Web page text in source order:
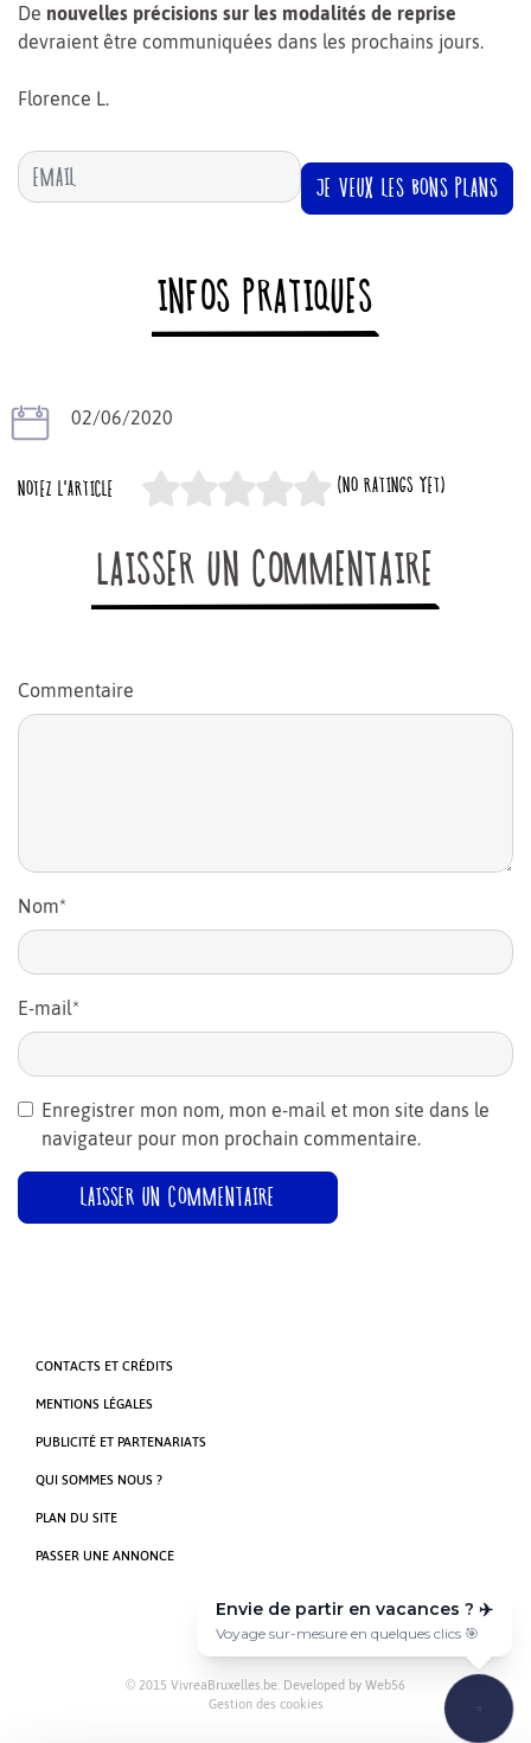
De nouvelles précisions sur les modalités de reprise
devraient être communiquées dans les prochains jours.
Florence L.
JE VEUX LES BONS PLANS
INFOS PRATIQUES
02/06/2020
NOTEZ L'ARTICLE (NO RATINGS YET)
LAISSER UN COMMENTAIRE
Commentaire
Nom*
E-mail*
Enregistrer mon nom, mon e-mail et mon site dans le
navigateur pour mon prochain commentaire.
CONTACTS ET CRÉDITS
MENTIONS LÉGALES
PUBLICITÉ ET PARTENARIATS
QUI SOMMES NOUS ?
PLAN DU SITE
PASSER UNE ANNONCE
© 2015 VivreaBruxelles.be. Developed by Web56
Gestion des cookies
Envie de partir en vacances ? ✈️
Voyage sur-mesure en quelques clics 🎯